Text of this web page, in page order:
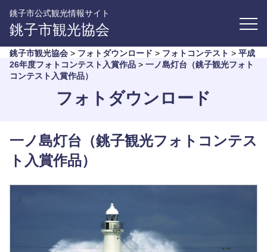
銚子市公式観光情報サイト
銚子市観光協会
銚子市観光協会 > フォトダウンロード > フォトコンテスト > 平成
26年度フォトコンテスト入賞作品 > 一ノ島灯台（銚子観光フォト
コンテスト入賞作品）
フォトダウンロード
一ノ島灯台（銚子観光フォトコンテス
ト入賞作品）